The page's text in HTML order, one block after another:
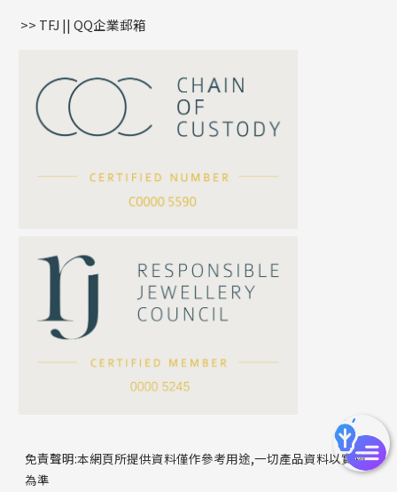
公司名稱
聯絡電話
嘴唇鏈系列
S車花鏈系列
珍珠鏈系列
坦克鏈系列
滿天星鏈系列
方假繩鏈系列
星座吊墜
珠扣
>> TFJ || QQ企業郵箱
免責聲明:本網頁所提供資料僅作參考用途,一切產品資料以實物
為準